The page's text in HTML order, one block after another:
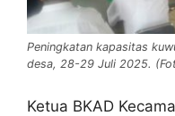
Peningkatan kapasitas
desa, 28-29 Juli 2025.
Ketua BKAD